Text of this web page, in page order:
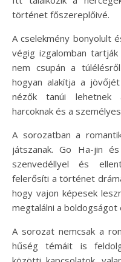
történet főszereplőivé.
A cselekmény bonyolult
végig izgalomban
nem csupán a
hogyan alakítja a
nézők tanúi lehetnek
harcoknak és a
A sorozatban a
játszanak. Go Ha-jin
szenvedéllyel és
felerősíti a történet
hogy vajon képesek
megtalálni a boldogságot
A sorozat nemcsak a
hűség témáit is